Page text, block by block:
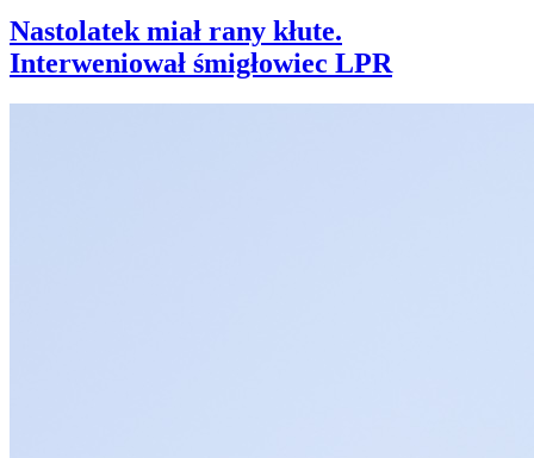
Nastolatek miał rany kłute.
Interweniował śmigłowiec LPR